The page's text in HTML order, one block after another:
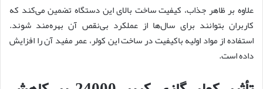
علاوه بر ظاهر جذاب، کیفیت ساخت بالای این دستگاه تضمین می‌کند که
کاربران بتوانند برای سال‌ها از عملکرد بی‌نقص آن بهره‌مند شوند.
استفاده از مواد اولیه باکیفیت در ساخت این کولر، عمر مفید آن را افزایش
داده است.